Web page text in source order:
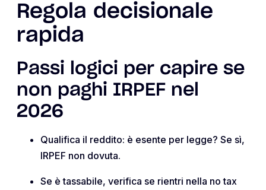
Regola decisionale
rapida
Passi logici per capire se
non paghi IRPEF nel
2026
Qualifica il reddito: è esente per legge? Se sì,
IRPEF non dovuta.
Se è tassabile, verifica se rientri nella no tax